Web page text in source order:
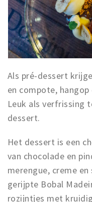
Als pré-dessert
en compote,
Leuk als verfrissing
dessert.
Het dessert is een
van chocolade en
merengue, creme
gerijpte Bobal
rozijntjes met